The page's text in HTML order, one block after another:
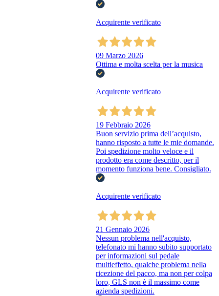
Acquirente verificato
09 Marzo 2026
Ottima e molta scelta per la musica
Acquirente verificato
19 Febbraio 2026
Buon servizio prima dell’acquisto,
hanno risposto a tutte le mie domande.
Poi spedizione molto veloce e il
prodotto era come descritto, per il
momento funziona bene. Consigliato.
Acquirente verificato
21 Gennaio 2026
Nessun problema nell'acquisto,
telefonato mi hanno subito supportato
per informazioni sul pedale
multieffetto, qualche problema nella
ricezione del pacco, ma non per colpa
loro, GLS non è il massimo come
azienda spedizioni.